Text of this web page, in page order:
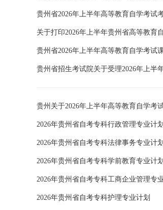
贵州省2026年上半年高等教育自学考试
关于打印2026年上半年贵州省高等教育
贵州省2026年上半年高等教育自学考试
贵州省招生考试院关于受理2026年上半
贵州关于2026年上半年高等教育自学考
2026年贵州省自考专科行政管理专业计划
2026年贵州省自考专科法律事务专业计划
2026年贵州省自考专科学前教育专业计划
2026年贵州省自考专科工商企业管理专
2026年贵州省自考专科护理专业计划